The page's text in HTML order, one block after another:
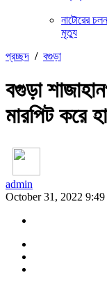
নাটোরের
মৃত্যু
প্রচ্ছদ / বগুড়া
বগুড়া
মারপিট করে
admin
October 31, 2022 9:49